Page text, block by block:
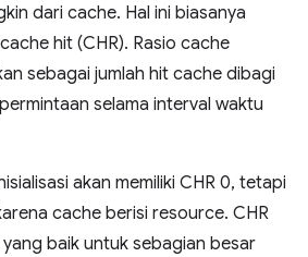
dari cache. Hal ini biasanya
hit (CHR). Rasio cache
sebagai jumlah hit cache dibagi
selama interval waktu
akan memiliki CHR 0, tetapi
cache berisi resource. CHR
baik untuk sebagian besar